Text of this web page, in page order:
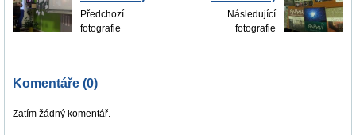
Předchozí
fotografie
Následující
fotografie
Komentáře (0)
Zatím žádný komentář.